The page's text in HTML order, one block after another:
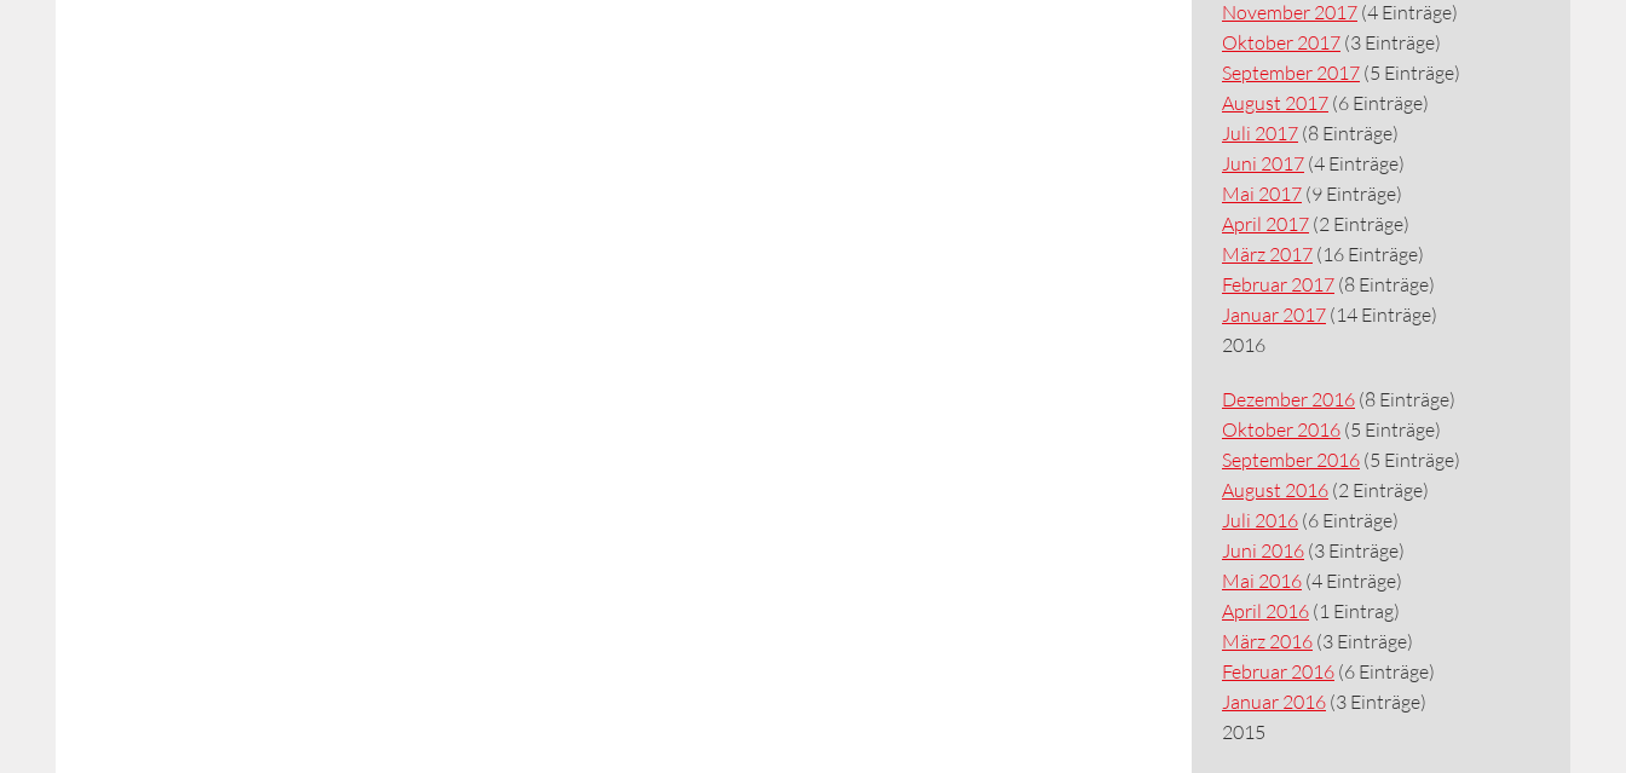
November 2017 (4 Einträge)
Oktober 2017 (3 Einträge)
September 2017 (5 Einträge)
August 2017 (6 Einträge)
Juli 2017 (8 Einträge)
Juni 2017 (4 Einträge)
Mai 2017 (9 Einträge)
April 2017 (2 Einträge)
März 2017 (16 Einträge)
Februar 2017 (8 Einträge)
Januar 2017 (14 Einträge)
2016
Dezember 2016 (8 Einträge)
Oktober 2016 (5 Einträge)
September 2016 (5 Einträge)
August 2016 (2 Einträge)
Juli 2016 (6 Einträge)
Juni 2016 (3 Einträge)
Mai 2016 (4 Einträge)
April 2016 (1 Eintrag)
März 2016 (3 Einträge)
Februar 2016 (6 Einträge)
Januar 2016 (3 Einträge)
2015